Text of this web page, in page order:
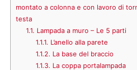
montato a colonna e con lavoro di
testa
1.1. Lampada a muro – Le 5 parti
1.1.1. L’anello alla parete
1.1.2. La base del braccio
1.1.3. La coppa portalampada